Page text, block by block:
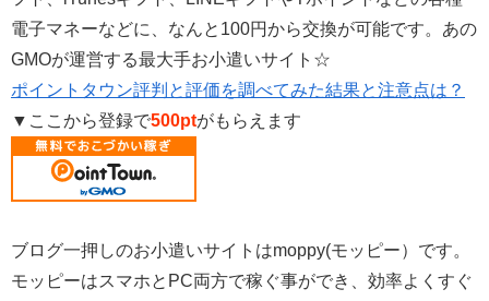
電子マネーなどに、なんと100円から交換が可能です。あの
GMOが運営する最大手お小遣いサイト☆
ポイントタウン評判と評価を調べてみた結果と注意点は？
▼ここから登録で500ptがもらえます
ブログ一押しのお小遣いサイトはmoppy(モッピー）です。
モッピーはスマホとPC両方で稼ぐ事ができ、効率よくすぐ